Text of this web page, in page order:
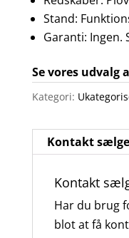
Stand:
Garanti: Ingen.
Se vores udvalg
Kategori:
Kontakt
Kontakt
Har du brug
blot at få